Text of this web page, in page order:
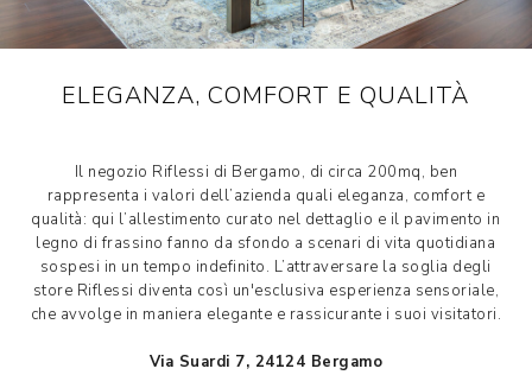
ELEGANZA, COMFORT E QUALITÀ
Il negozio Riflessi di Bergamo, di circa 200mq, ben
rappresenta i valori dell’azienda quali eleganza, comfort e
qualità: qui l’allestimento curato nel dettaglio e il pavimento in
legno di frassino fanno da sfondo a scenari di vita quotidiana
sospesi in un tempo indefinito. L’attraversare la soglia degli
store Riflessi diventa così un'esclusiva esperienza sensoriale,
che avvolge in maniera elegante e rassicurante i suoi visitatori.
Via Suardi 7, 24124 Bergamo